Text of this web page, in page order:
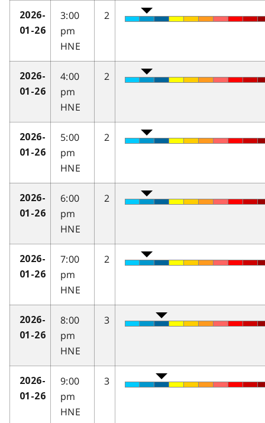
2026-
01-26
3:00
pm
HNE
2
2026-
01-26
4:00
pm
HNE
2
2026-
01-26
5:00
pm
HNE
2
2026-
01-26
6:00
pm
HNE
2
2026-
01-26
7:00
pm
HNE
2
2026-
01-26
8:00
pm
HNE
3
2026-
01-26
9:00
pm
HNE
3